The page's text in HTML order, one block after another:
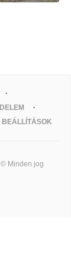
BEÁLLÍTÁSOK
Minden jog